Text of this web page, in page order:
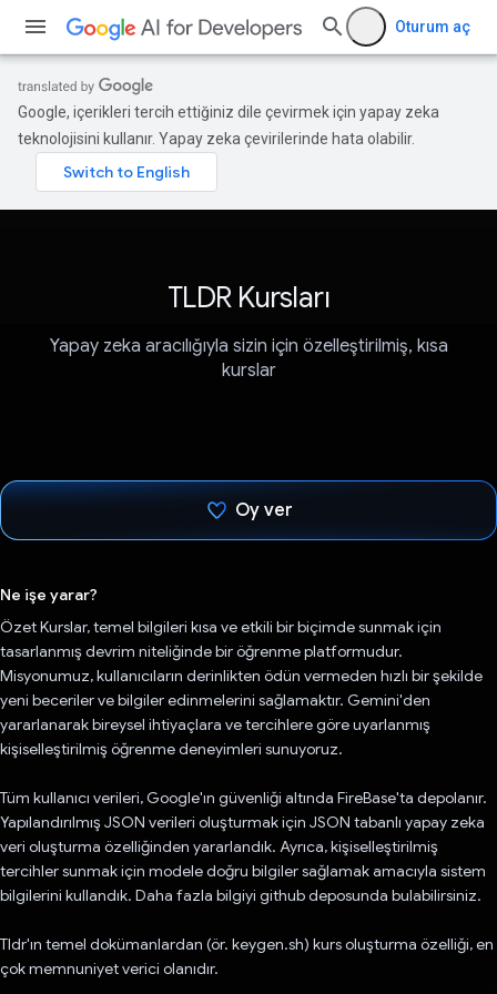
Oturum aç
Google, içerikleri tercih ettiğiniz dile çevirmek için yapay zeka
teknolojisini kullanır. Yapay zeka çevirilerinde hata olabilir.
TLDR Kursları
Yapay zeka aracılığıyla sizin için özelleştirilmiş, kısa
kurslar
Oy ver
Ne işe yarar?
Özet Kurslar, temel bilgileri kısa ve etkili bir biçimde sunmak için
tasarlanmış devrim niteliğinde bir öğrenme platformudur.
Misyonumuz, kullanıcıların derinlikten ödün vermeden hızlı bir şekilde
yeni beceriler ve bilgiler edinmelerini sağlamaktır. Gemini'den
yararlanarak bireysel ihtiyaçlara ve tercihlere göre uyarlanmış
kişiselleştirilmiş öğrenme deneyimleri sunuyoruz.
Tüm kullanıcı verileri, Google'ın güvenliği altında FireBase'ta depolanır.
Yapılandırılmış JSON verileri oluşturmak için JSON tabanlı yapay zeka
veri oluşturma özelliğinden yararlandık. Ayrıca, kişiselleştirilmiş
tercihler sunmak için modele doğru bilgiler sağlamak amacıyla sistem
bilgilerini kullandık. Daha fazla bilgiyi github deposunda bulabilirsiniz.
Tldr'ın temel dokümanlardan (ör. keygen.sh) kurs oluşturma özelliği, en
çok memnuniyet verici olanıdır.